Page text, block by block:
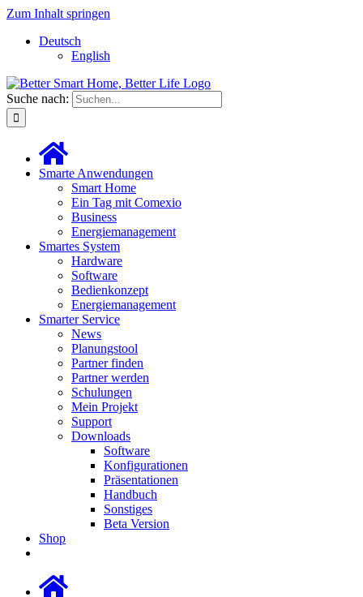
Zum Inhalt springen
Deutsch
English
Suche nach:
Smarte Anwendungen
Smart Home
Ein Tag mit Comexio
Business
Energiemanagement
Smartes System
Hardware
Software
Bedienkonzept
Energiemanagement
Smarter Service
News
Planungstool
Partner finden
Partner werden
Schulungen
Mein Projekt
Support
Downloads
Software
Konfigurationen
Präsentationen
Handbuch
Sonstiges
Beta Version
Shop